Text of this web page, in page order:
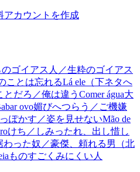
アカウントを作成
ゴイアス人／生粋のゴイアス
ことは忘れるLá ele （下ネタへ
だろ／俺は違う Comer água大
ovo媚びへつらう／ご機嫌
ぽかす／姿を見せないMão de
けち／しみったれ、出し惜し
わった奴／豪傑、頼れる男（北
ものすごくみにくい人